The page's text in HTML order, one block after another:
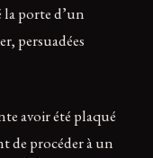
la porte d’un
persuadées
avoir été plaqué
de procéder à un